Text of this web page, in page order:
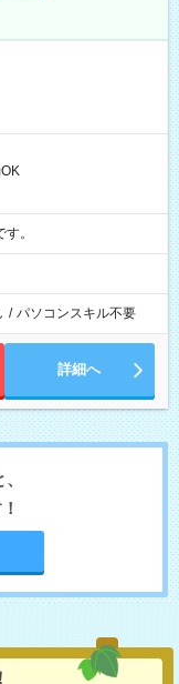
す。
/ パソコンスキル不要
詳細へ